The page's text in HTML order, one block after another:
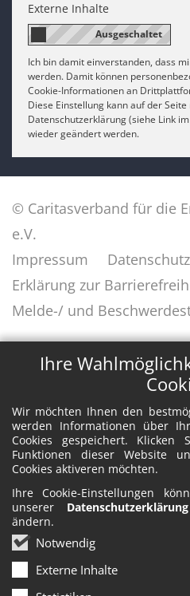
Ihre
Wir möchten Ihnen den
werden Informationen über
Cookies gespeichert. Klicken
Funktionen dieser Website
Cookies aktiveren möchten.
Ihre Cookie-Einstellungen
unserer Datenschutzerklärung
ändern.
Notwendig
Externe Inhalte
Externe Inhalte
Ich bin damit einverstanden, dass
werden. Damit können
Cookie-Informationen an
Diese Einstellung kann auf der
Datenschutzerklärung (siehe Link
wieder geändert werden.
© Caritasverband für die
e.V.
Impressum
Erklärung zur
Melde-/ und